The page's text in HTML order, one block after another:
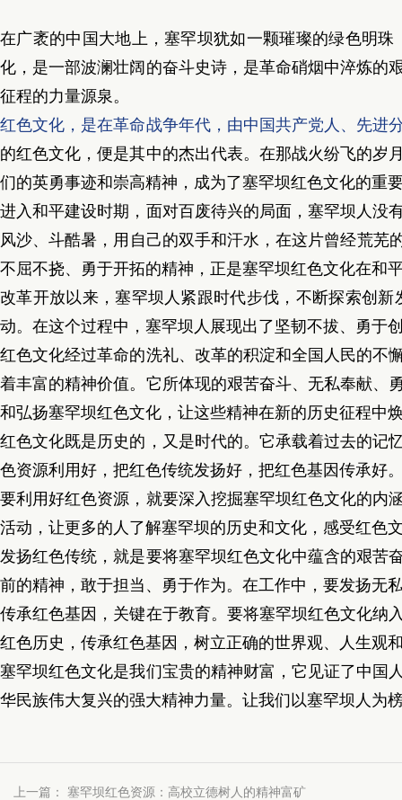
在广袤的中国大地上，塞罕坝犹如一颗璀璨的绿色明
化，是一部波澜壮阔的奋斗史诗，是革命硝烟中淬炼的
征程的力量源泉。
红色文化，是在革命战争年代，由中国共产党人、先进
的红色文化，便是其中的杰出代表。在那战火纷飞的岁
们的英勇事迹和崇高精神，成为了塞罕坝红色文化的重
进入和平建设时期，面对百废待兴的局面，塞罕坝人没
风沙、斗酷暑，用自己的双手和汗水，在这片曾经荒芜
不屈不挠、勇于开拓的精神，正是塞罕坝红色文化在和
改革开放以来，塞罕坝人紧跟时代步伐，不断探索创
动。在这个过程中，塞罕坝人展现出了坚韧不拔、勇于
红色文化经过革命的洗礼、改革的积淀和全国人民的不
着丰富的精神价值。它所体现的艰苦奋斗、无私奉献、
和弘扬塞罕坝红色文化，让这些精神在新的历史征程中
红色文化既是历史的，又是时代的。它承载着过去的记
色资源利用好，把红色传统发扬好，把红色基因传承好
要利用好红色资源，就要深入挖掘塞罕坝红色文化的内
活动，让更多的人了解塞罕坝的历史和文化，感受红色
发扬红色传统，就是要将塞罕坝红色文化中蕴含的艰苦
前的精神，敢于担当、勇于作为。在工作中，要发扬无
传承红色基因，关键在于教育。要将塞罕坝红色文化纳
红色历史，传承红色基因，树立正确的世界观、人生观
塞罕坝红色文化是我们宝贵的精神财富，它见证了中国
华民族伟大复兴的强大精神力量。让我们以塞罕坝人为
上一篇： 塞罕坝红色资源：高校立德树人的精神富矿